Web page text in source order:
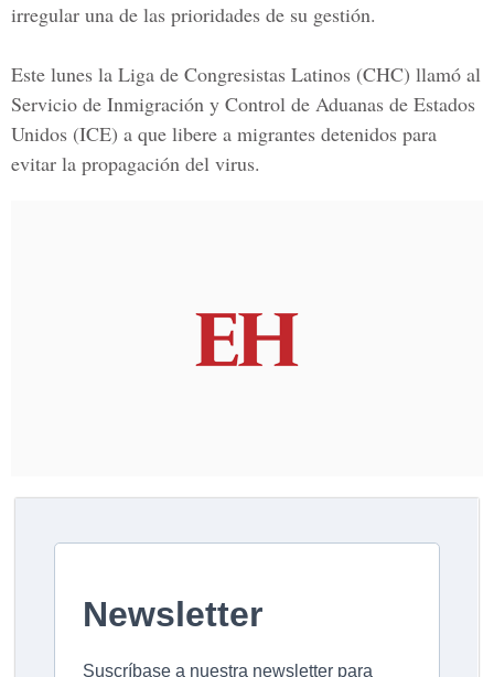
irregular una de las prioridades de su gestión.
Este lunes la Liga de Congresistas Latinos (CHC) llamó al
Servicio de Inmigración y Control de Aduanas de Estados
Unidos (ICE) a que libere a migrantes detenidos para
evitar la propagación del virus.